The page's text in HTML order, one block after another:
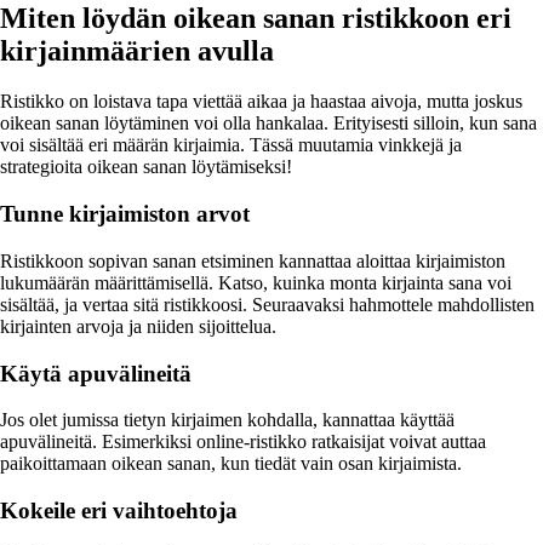
Miten löydän oikean sanan ristikkoon eri
kirjainmäärien avulla
Ristikko on loistava tapa viettää aikaa ja haastaa aivoja, mutta joskus
oikean sanan löytäminen voi olla hankalaa. Erityisesti silloin, kun sana
voi sisältää eri määrän kirjaimia. Tässä muutamia vinkkejä ja
strategioita oikean sanan löytämiseksi!
Tunne kirjaimiston arvot
Ristikkoon sopivan sanan etsiminen kannattaa aloittaa kirjaimiston
lukumäärän määrittämisellä. Katso, kuinka monta kirjainta sana voi
sisältää, ja vertaa sitä ristikkoosi. Seuraavaksi hahmottele mahdollisten
kirjainten arvoja ja niiden sijoittelua.
Käytä apuvälineitä
Jos olet jumissa tietyn kirjaimen kohdalla, kannattaa käyttää
apuvälineitä. Esimerkiksi online-ristikko ratkaisijat voivat auttaa
paikoittamaan oikean sanan, kun tiedät vain osan kirjaimista.
Kokeile eri vaihtoehtoja